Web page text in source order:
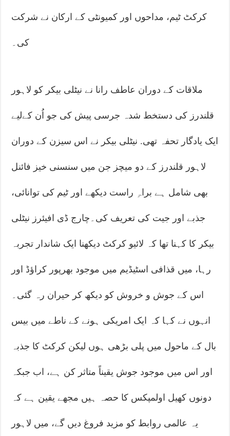
کرکٹ ٹیم، مداحوں اور کمیونٹی کے ارکان نے شرکت
کی۔
ملاقات کے دوران عاطف رانا نے نیٹلی بیکر کو لاہور
قلندرز کی دستخط شدہ جرسی پیش کی جو اُن کےلیے
ایک یادگار تحفہ تھی. نیٹلی بیکر نے اس سیزن کے دوران
لاہور قلندرز کے دو میچز جن میں سنسنی خیز فائنل
بھی شامل ہے براہِ راست دیکھے اور ٹیم کی توانائی،
جذبے اور جیت کی تعریف کی۔چارج ڈی افیئرز نیٹلی
بیکر کا کہنا تھا کہ لائیو کرکٹ دیکھنا ایک شاندار تجربہ
رہا، میں قذافی اسٹیڈیم میں موجود بھرپور کراؤڈ اور
اس کے جوش و خروش کو دیکھ کر حیران رہ گئی۔
انہوں نے کہا کہ ایک امریکی ہونے کے ناطے میں بیس
بال کے ماحول میں پلی بڑھی ہوں لیکن کرکٹ کا جذبہ
اور اس میں موجود جوش یقیناً متاثر کن ہے، اب جبکہ
دونوں کھیل اولمپکس کا حصہ ہیں مجھے یقین ہے کہ
یہ عالمی روابط کو مزید فروغ دیں گے، میں لاہور